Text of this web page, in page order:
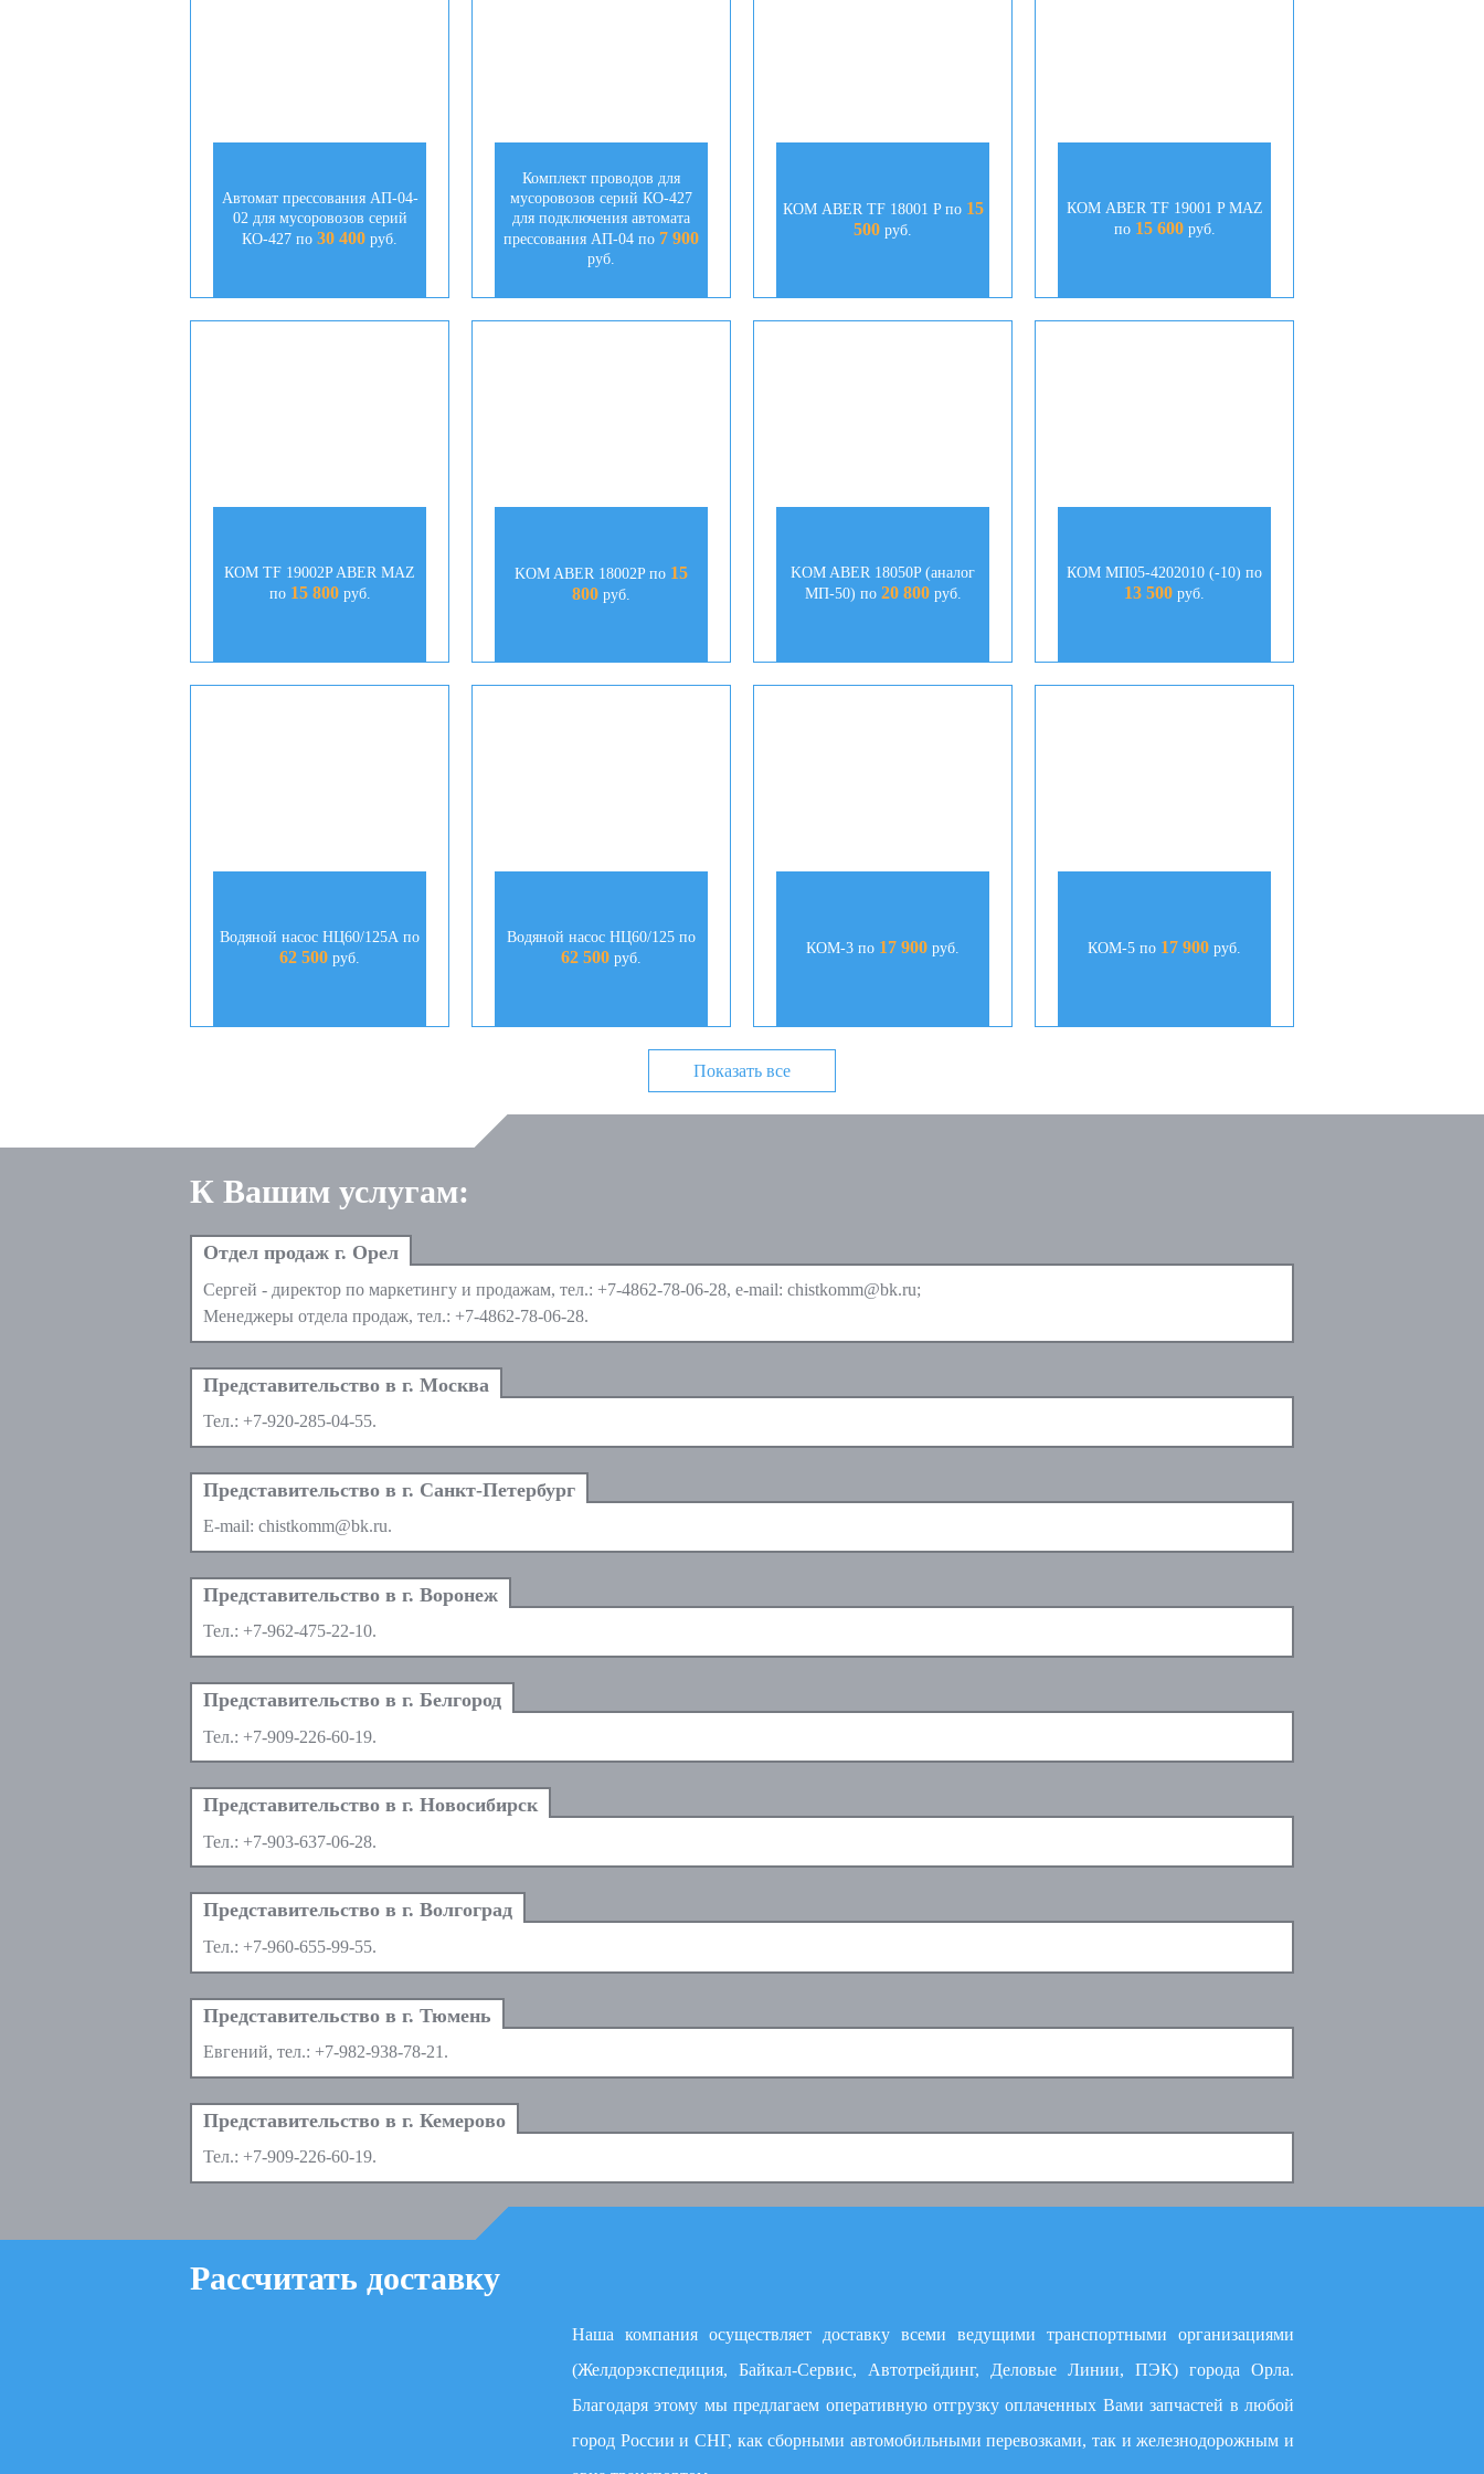
Автомат прессования АП-04-
02 для мусоровозов серий
КО-427 по 30 400 руб.
Комплект проводов для
мусоровозов серий КО-427
для подключения автомата
прессования АП-04 по 7 900
руб.
КОМ ABER TF 18001 P по 15
500 руб.
КОМ АBER TF 19001 P MAZ
по 15 600руб.
КОМ TF 19002P ABER MAZ
по 15 800руб.
KOM ABER 18002P по 15
800 руб.
KOM ABER 18050P (аналог
МП-50) по 20 800руб.
КОМ МП05-4202010 (-10) по
13 500 руб.
Водяной насос НЦ60/125А по
62 500 руб.
Водяной насос НЦ60/125 по
62 500 руб.
КОМ-3 по 17 900 руб. КОМ-5 по 17 900 руб.
Показать все
К Вашим услугам:
Сергей - директор по маркетингу и продажам, тел.: +7-4862-78-06-28, e-mail: chistkomm@bk.ru;
Менеджеры отдела продаж, тел.: +7-4862-78-06-28.
Тел.: +7-920-285-04-55.
E-mail: chistkomm@bk.ru.
Тел.: +7-962-475-22-10.
Тел.: +7-909-226-60-19.
Тел.: +7-903-637-06-28.
Тел.: +7-960-655-99-55.
Евгений, тел.: +7-982-938-78-21 .
Тел.: +7-909-226-60-19.
Рассчитать доставку
Наша компания осуществляет доставку всеми ведущими транспортными организациями
(Желдорэкспедиция, Байкал-Сервис, Автотрейдинг, Деловые Линии, ПЭК) города Орла.
Благодаря этому мы предлагаем оперативную отгрузку оплаченных Вами запчастей в любой
город России и СНГ, как сборными автомобильными перевозками, так и железнодорожным и